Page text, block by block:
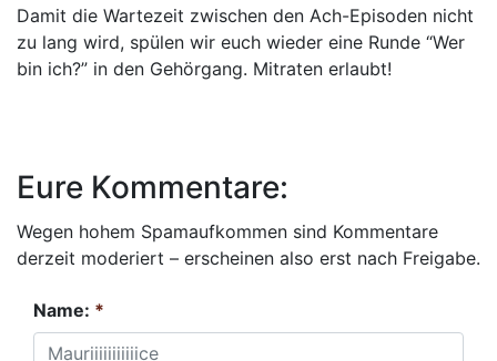
Damit die Wartezeit zwischen den Ach-Episoden nicht
zu lang wird, spülen wir euch wieder eine Runde “Wer
bin ich?” in den Gehörgang. Mitraten erlaubt!
Eure Kommentare:
Wegen hohem Spamaufkommen sind Kommentare
derzeit moderiert – erscheinen also erst nach Freigabe.
Name: *